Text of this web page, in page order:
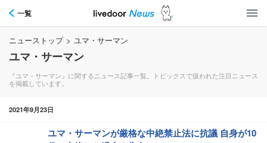
一覧
ニューストップ > ユマ・サーマン
ユマ・サーマン
『ユマ・サーマン』に関するニュース記事一覧。トピックスで扱われた注目ニュース
を掲載しています。
2021年9月23日
ユマ・サーマンが厳格な中絶禁止法に抗議 自身が10